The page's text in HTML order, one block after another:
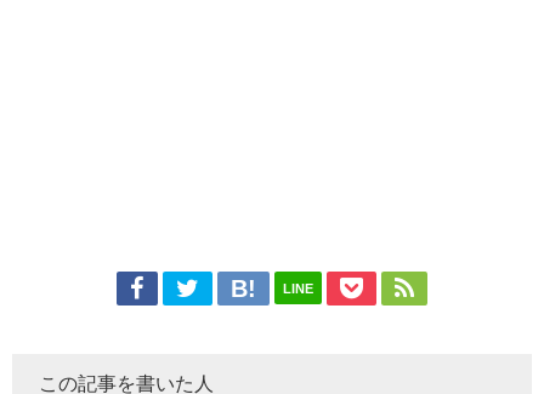
LINE
この記事を書いた人